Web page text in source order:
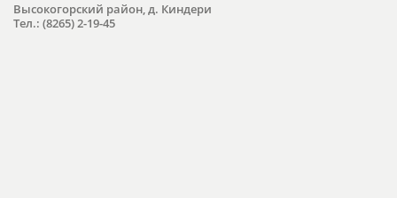
Высокогорский район, д. Киндери
Тел.: (8265) 2-19-45